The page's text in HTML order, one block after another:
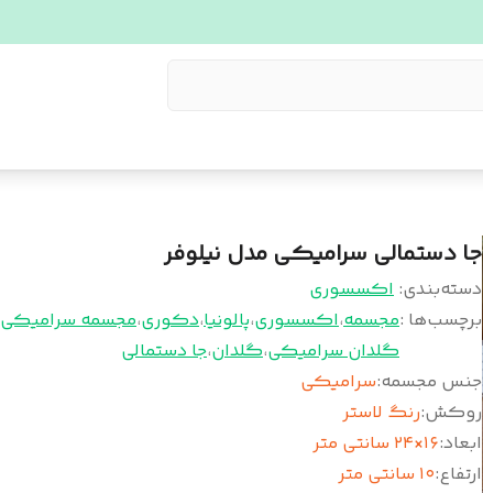
جا دستمالی سرامیکی مدل نیلوفر
دسته‌بندی: اکسسوری
برچسب‌ها :مجسمه،اکسسوری،پالونیا،دکوری،مجسمه سرامیکی
گلدان سرامیکی،گلدان،جا دستمالی
جنس مجسمه:سرامیکی
روکش:رنگ لاستر
ابعاد:۱۶×۲۴ سانتی متر
ارتفاع:۱۰ سانتی متر